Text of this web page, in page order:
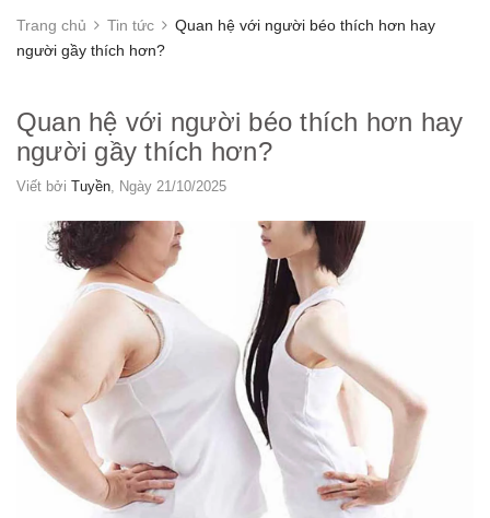
Trang chủ Tin tức
Quan hệ với người béo thích hơn hay
người gầy thích hơn?
Quan hệ với người béo thích hơn hay
người gầy thích hơn?
Viết bởi Tuyền , Ngày 21/10/2025